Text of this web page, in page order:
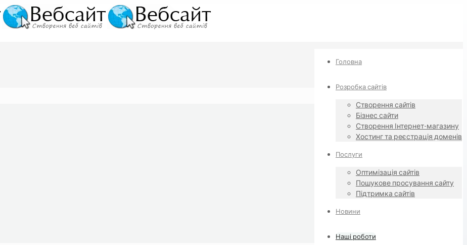
Головна
Розробка сайтів
Створення сайтів
Бізнес сайти
Створення Інтернет-магазину
Хостинг та реєстрація доменів
Послуги
Оптимізація сайтів
Пошукове просування сайту
Підтримка сайтів
Новини
Наші роботи